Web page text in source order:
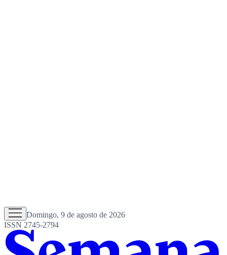
Domingo, 9 de agosto de 2026
ISSN 2745-2794